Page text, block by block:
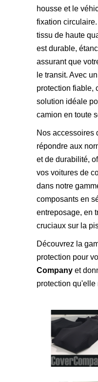
housse et le
fixation
tissu de haute
est durable,
assurant que
le transit. Avec
protection fiable,
solution idéale
camion en toute
Nos accessoires
répondre aux
et de durabilité,
vos voitures de
dans notre
composants en
entreposage, en
cruciaux sur la
Découvrez la
protection pour
Company et
protection qu'elle